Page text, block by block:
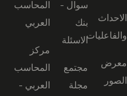
الاحداث
والفاعليات
معرض
الصور
سوال -
بنك
الاسئلة
مجتمع
مجلة
المحاسب
العربي
مركز
المحاسب
العربي -